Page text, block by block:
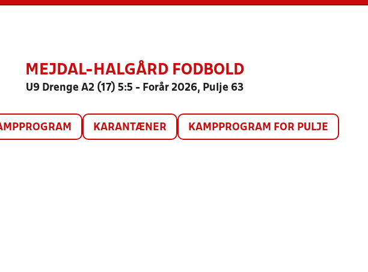
MEJDAL-HALGÅRD FODBOLD
U9 Drenge A2 (17) 5:5 - Forår 2026, Pulje 63
KARANTÆNER KAMPPROGRAM FOR PULJE